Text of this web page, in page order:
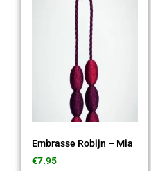
Embrasse Robijn – Mia
€7.95